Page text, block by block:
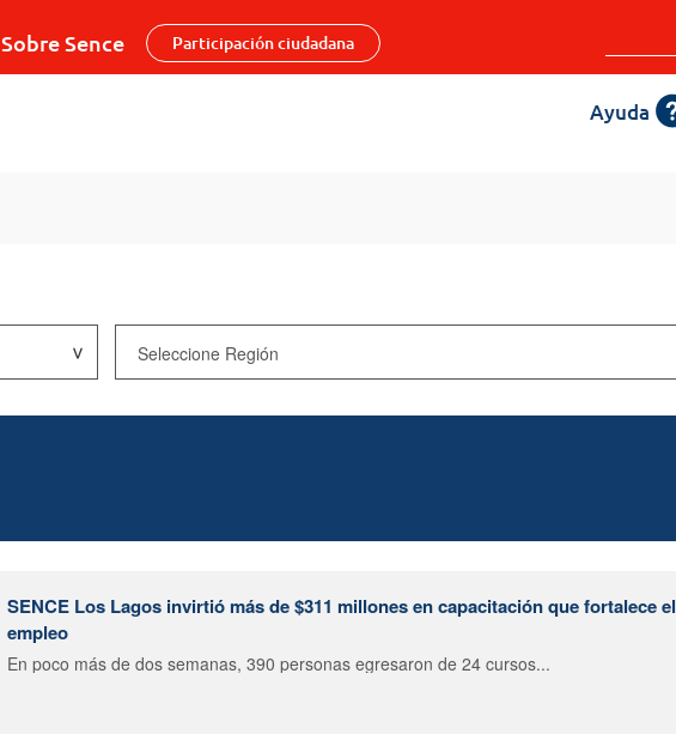
Sobre Sence Participación ciudadana
Ayuda
SENCE Los Lagos invirtió más de $311 millones en capacitación que fortalece el
empleo
En poco más de dos semanas, 390 personas egresaron de 24 cursos...